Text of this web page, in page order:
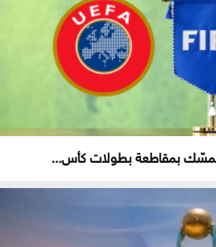
يتمسّك بمقاطعة بطولات كأس...